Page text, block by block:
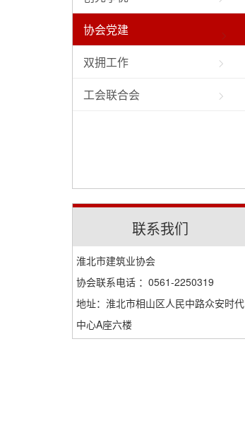
协会党建
双拥工作
工会联合会
联系我们
淮北市建筑业协会
协会联系电话 ：0561-2250319
地址：淮北市相山区人民中路众安时代
中心A座六楼